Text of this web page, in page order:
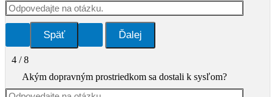
4 / 8
Akým dopravným prostriedkom sa dostali k sysľom?